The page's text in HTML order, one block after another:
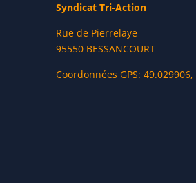
Syndicat Tri-Action
Rue de Pierrelaye
95550 BESSANCOURT
Coordonnées GPS: